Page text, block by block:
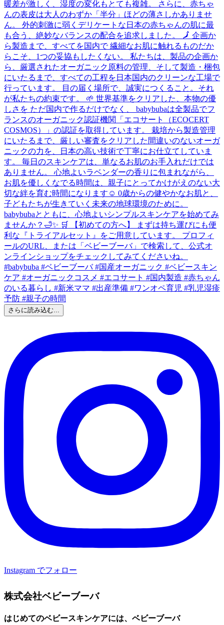
さらに読み込む...
Instagram でフォロー
株式会社ベビーブーバ
はじめてのベビースキンケアには、ベビーブーバ